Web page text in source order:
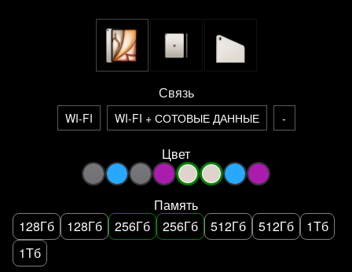
Связь
WI-FI WI-FI + СОТОВЫЕ ДАННЫЕ -
Цвет
Память
128Гб
128Гб 256Гб 256Гб 512Гб 512Гб
1Тб
1Тб